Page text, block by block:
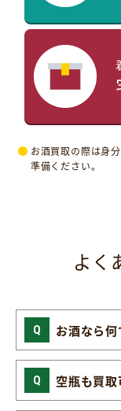
お酒買取の際は身
準備ください。
よく
お酒なら
空瓶も買取